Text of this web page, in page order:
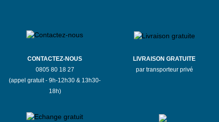
CONTACTEZ-NOUS
0805 80 18 27
(appel gratuit - 9h-12h30 & 13h30-
18h)
LIVRAISON GRATUITE
par transporteur privé